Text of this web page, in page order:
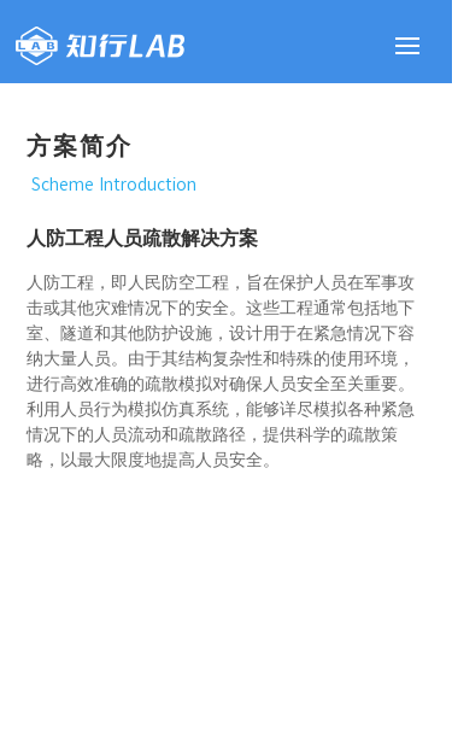
方案简介
Scheme Introduction
人防工程人员疏散解决方案
人防工程，即人民防空工程，旨在保护人员在军事攻
击或其他灾难情况下的安全。这些工程通常包括地下
室、隧道和其他防护设施，设计用于在紧急情况下容
纳大量人员。由于其结构复杂性和特殊的使用环境，
进行高效准确的疏散模拟对确保人员安全至关重要。
利用人员行为模拟仿真系统，能够详尽模拟各种紧急
情况下的人员流动和疏散路径，提供科学的疏散策
略，以最大限度地提高人员安全。